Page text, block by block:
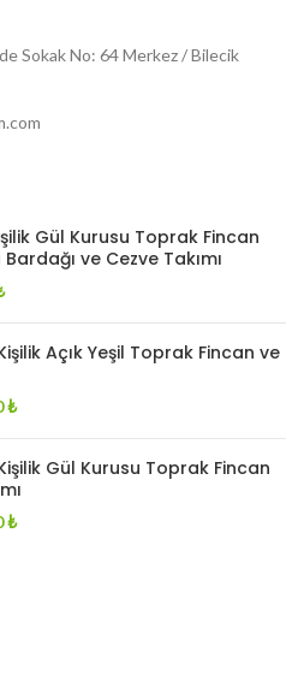
Sokak No: 64 Merkez / Bilecik
Gül Kurusu Toprak Fincan
Bardağı ve Cezve Takımı
Current
675,00 ₺.Açık Yeşil Toprak Fincan ve
₺.
₺Current
990,00 ₺.Gül Kurusu Toprak Fincan
₺Current